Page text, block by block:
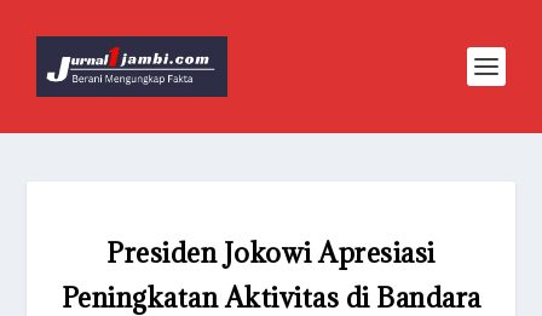
Presiden Jokowi Apresiasi
Peningkatan Aktivitas di Bandara